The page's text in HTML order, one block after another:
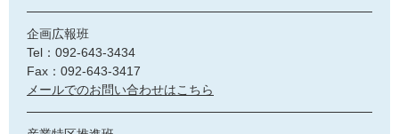
企画広報班
Tel：092-643-3434
Fax：092-643-3417
メールでのお問い合わせはこちら